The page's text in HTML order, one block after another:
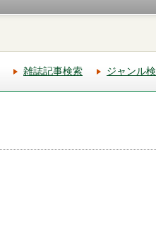
雑誌記事検索 ジャンル